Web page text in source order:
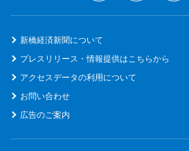
新橋経済新聞について
プレスリリース・情報提供はこちらから
アクセスデータの利用について
お問い合わせ
広告のご案内